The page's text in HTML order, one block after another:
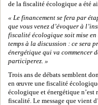
de la fiscalité écologique a été
« Le financement se fera par
que vous venez d’évoquer à
fiscalité écologique soit mise
temps à la discussion : ce sera
énergétique qui va commencer
participerez. »
Trois ans de débats semblent
en œuvre une fiscalité
écologique et énergétique n’est
fiscalité. Le message que vient